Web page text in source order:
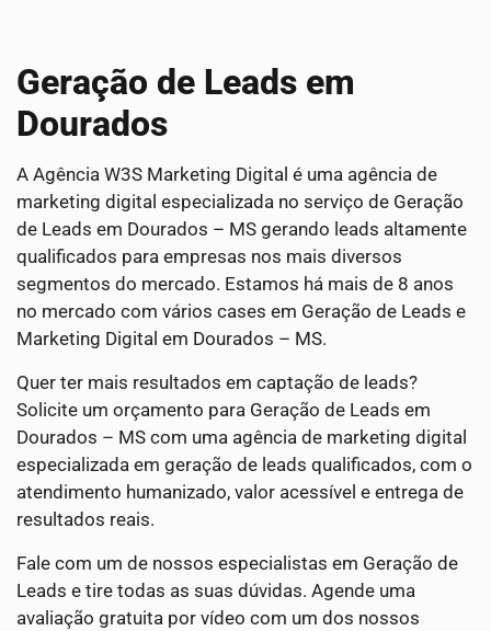
Geração de Leads em
Dourados
A Agência W3S Marketing Digital é uma agência de
marketing digital especializada no serviço de Geração
de Leads em Dourados – MS gerando leads altamente
qualificados para empresas nos mais diversos
segmentos do mercado. Estamos há mais de 8 anos
no mercado com vários cases em Geração de Leads e
Marketing Digital em Dourados – MS.
Quer ter mais resultados em captação de leads?
Solicite um orçamento para Geração de Leads em
Dourados – MS com uma agência de marketing digital
especializada em geração de leads qualificados, com o
atendimento humanizado, valor acessível e entrega de
resultados reais.
Fale com um de nossos especialistas em Geração de
Leads e tire todas as suas dúvidas. Agende uma
avaliação gratuita por vídeo com um dos nossos